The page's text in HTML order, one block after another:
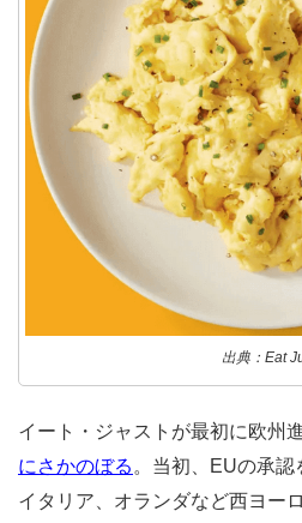
出典：Eat
イート・ジャストが最初に欧州
にさかのぼる 。当初、EUの承認
イタリア、オランダなど西ヨー